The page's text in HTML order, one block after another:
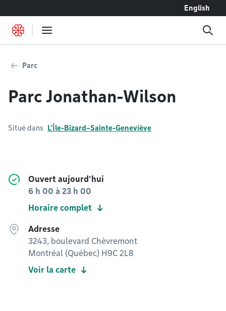
English
Parc
Parc Jonathan-Wilson
Situé dans L'Île-Bizard–Sainte-Geneviève
Ouvert aujourd'hui
6 h 00 à 23 h 00
Horaire complet
Adresse
3243, boulevard Chèvremont
Montréal (Québec) H9C 2L8
Voir la carte